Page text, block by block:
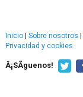
Inicio Sobre nosotros
Privacidad y cookies
Â¡SÃ­guenos!